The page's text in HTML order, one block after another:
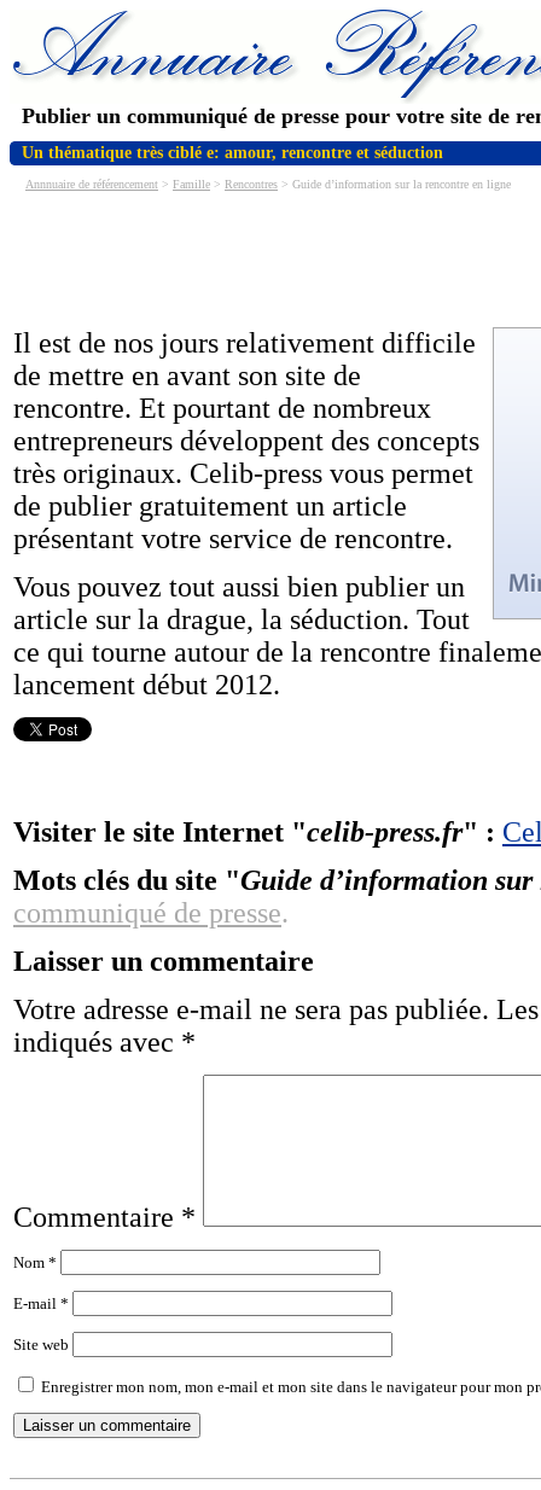
Publier un communiqué de presse pour votre site de
Un thématique très ciblé e: amour, rencontre et séduction
Annnuaire de référencement > Famille > Rencontres > Guide d’information sur la rencontre en ligne
Il est de nos jours relativement difficile
de mettre en avant son site de
rencontre. Et pourtant de nombreux
entrepreneurs développent des concepts
très originaux. Celib-press vous permet
de publier gratuitement un article
présentant votre service de rencontre.
Vous pouvez tout aussi bien publier un
article sur la drague, la séduction. Tout
ce qui tourne autour de la rencontre
lancement début 2012.
Visiter le site Internet "celib-press.fr" :
Mots clés du site "Guide d’information
communiqué de presse.
Laisser un commentaire
Votre adresse e-mail ne sera pas publiée.
indiqués avec *
Commentaire *
Nom *
E-mail *
Site web
Enregistrer mon nom, mon e-mail et mon site dans le navigateur pour mon